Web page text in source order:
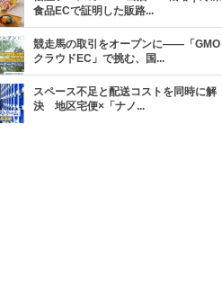
食品ECで証明した販路...
競走馬の取引をオープンに――「GMO
クラウドEC」で挑む、国...
スペース不足と配送コストを同時に解
決 地区宅便×「ナノ...